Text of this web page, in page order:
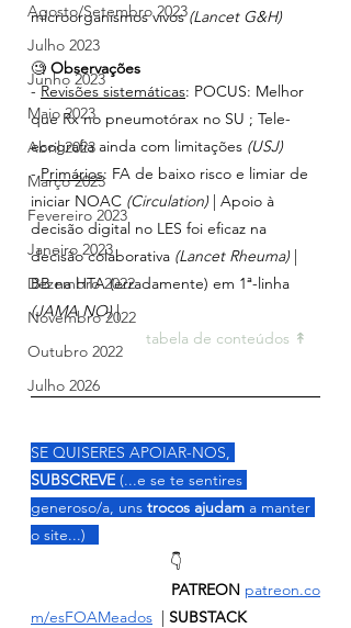
Agosto/Setembro 2023
Julho 2023
Junho 2023
Maio 2023
Abril 2023
Março 2023
Fevereiro 2023
Janeiro 2023
Dezembro 2022
Novembro 2022
Outubro 2022
Julho 2026
microorganismos vivos (Lancet G&H)
🧐 Observações
- Revisões sistemáticas: POCUS: Melhor
que Rx no pneumotórax no SU ; Tele-
ecografia ainda com limitações (USJ)
- Primários: FA de baixo risco e limiar de
iniciar NOAC (Circulation) | Apoio à
decisão digital no LES foi eficaz na
decisão colaborativa (Lancet Rheuma) |
BB na HTA (erradamente) em 1ª-linha
(JAMA NO) |
tabela de conteúdos ↟
SE QUISERES APOIAR-NOS,
SUBSCREVE (...e se te sentires
generoso/a, uns trocos ajudam a manter
o site...)
👇
PATREON patreon.co
m/esFOAMeados | SUBSTACK